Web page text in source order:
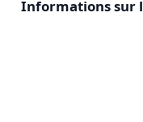
Informations sur